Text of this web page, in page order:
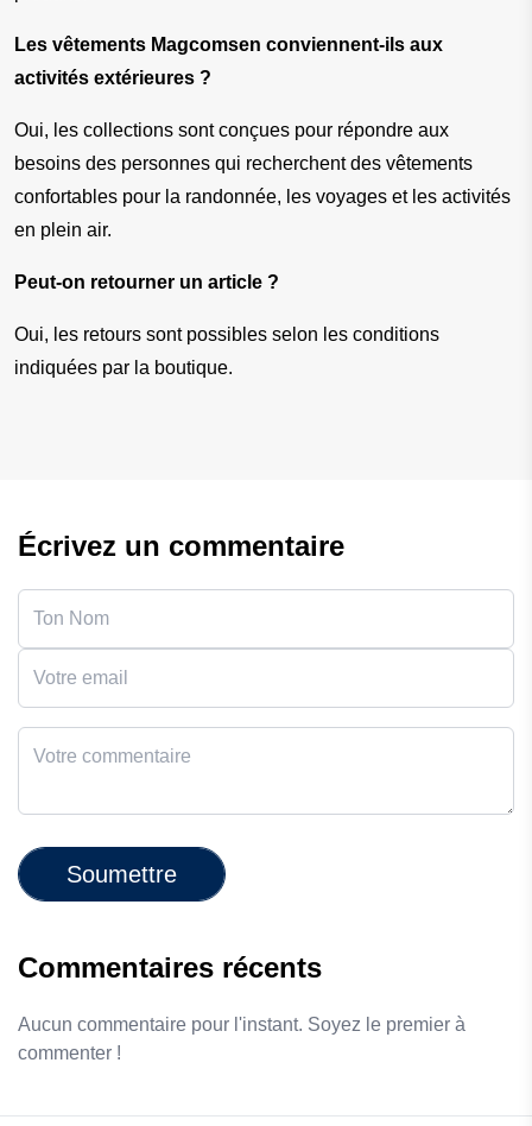
Les vêtements Magcomsen conviennent-ils aux
activités extérieures ?
Oui, les collections sont conçues pour répondre aux
besoins des personnes qui recherchent des vêtements
confortables pour la randonnée, les voyages et les activités
en plein air.
Peut-on retourner un article ?
Oui, les retours sont possibles selon les conditions
indiquées par la boutique.
Écrivez un commentaire
Soumettre
Commentaires récents
Aucun commentaire pour l'instant. Soyez le premier à
commenter !